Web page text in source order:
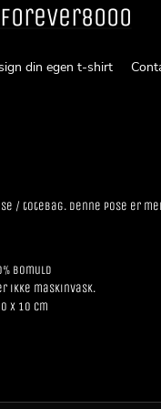
din egen t-shirt
/ totebag. Denne pose er
bomuld
ikke maskinvask.
x 10 cm